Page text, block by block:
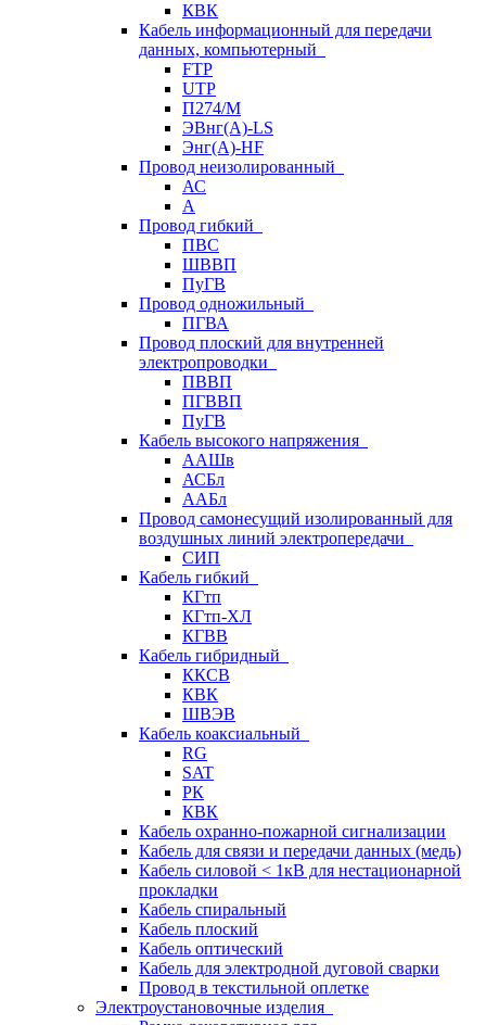
КВК
Кабель информационный для передачи
данных, компьютерный
FTP
UTP
П274/М
ЭВнг(А)-LS
Энг(А)-HF
Провод неизолированный
АС
А
Провод гибкий
ПВС
ШВВП
ПуГВ
Провод одножильный
ПГВА
Провод плоский для внутренней
электропроводки
ПВВП
ПГВВП
ПуГВ
Кабель высокого напряжения
ААШв
АСБл
ААБл
Провод самонесущий изолированный для
воздушных линий электропередачи
СИП
Кабель гибкий
КГтп
КГтп-ХЛ
КГВВ
Кабель гибридный
ККСВ
КВК
ШВЭВ
Кабель коаксиальный
RG
SAT
РК
КВК
Кабель охранно-пожарной сигнализации
Кабель для связи и передачи данных (медь)
Кабель силовой < 1кВ для нестационарной
прокладки
Кабель спиральный
Кабель плоский
Кабель оптический
Кабель для электродной дуговой сварки
Провод в текстильной оплетке
Электроустановочные изделия